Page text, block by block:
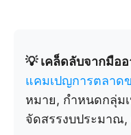
💡 เคล็ดลับจากมือ
แคมเปญการตลาด
หมาย, กำหนดกลุ่ม
จัดสรรงบประมาณ